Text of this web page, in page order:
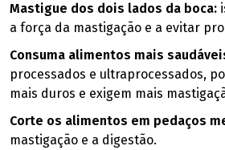
Mastigue dos dois lados da boca:
a força da mastigação e a evitar
Consuma alimentos mais
processados e ultraprocessados,
mais duros e exigem mais
Corte os alimentos em pedaços
mastigação e a digestão.